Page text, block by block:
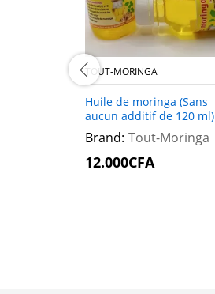
TOUT-MORINGA
Huile de moringa (Sans
aucun additif de 120 ml)
Brand: Tout-Moringa
12.000CFA
12.000CFA